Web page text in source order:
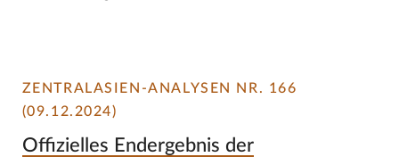
ZENTRALASIEN-ANALYSEN NR. 166
(09.12.2024)
Offizielles Endergebnis der